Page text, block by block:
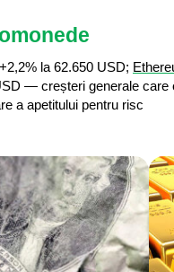
+2,2% la 62.650 USD;
— creșteri generale care
a apetitului pentru risc